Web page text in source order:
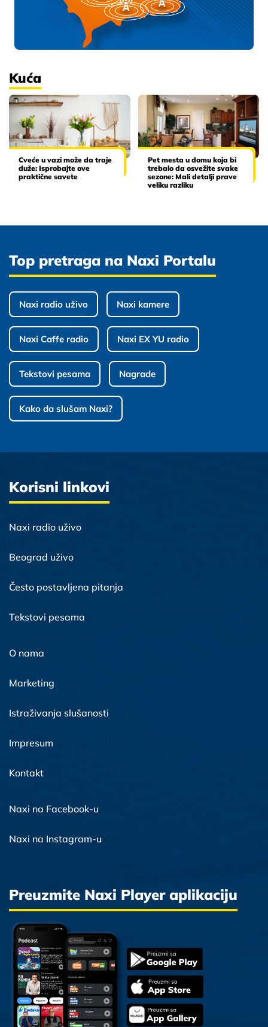
Kuća
Cveće u vazi može da traje
duže: Isprobajte ove
praktične savete
Pet mesta u domu koja bi
trebalo da osvežite svake
sezone: Mali detalji prave
veliku razliku
Top pretraga na Naxi Portalu
Naxi radio uživo Naxi kamere
Naxi Caffe radio Naxi EX YU radio
Tekstovi pesama Nagrade
Kako da slušam Naxi?
Korisni linkovi
Naxi radio uživo
Beograd uživo
Često postavljena pitanja
Tekstovi pesama
O nama
Marketing
Istraživanja slušanosti
Impresum
Kontakt
Naxi na Facebook-u
Naxi na Instagram-u
Preuzmite Naxi Player aplikaciju